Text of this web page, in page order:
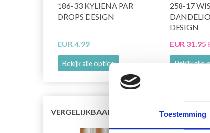
Toestemming
186-33 KYLIENA PAR
DROPS DESIGN
EUR 4.99
Bekijk alle opties
258-17
DESIGN
EUR 31.95
Bekijk alle
VERGELIJKBAAR MET DIT